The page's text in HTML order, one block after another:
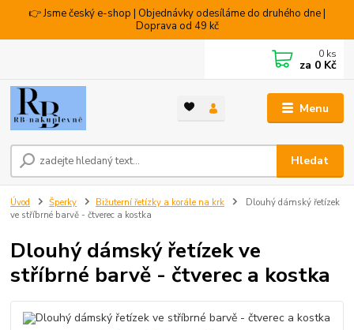
👉 Jsme český e-shop | Objednávky odesíláme do druhého dne |
Doprava od 49 kč
Menu
Hledat
0 ks
za 0 Kč
Úvod Šperky Bižuterní řetízky a korále na krk
Dlouhý dámský řetízek
ve stříbrné barvě - čtverec a kostka
Dlouhý dámský řetízek ve
stříbrné barvě - čtverec a kostka